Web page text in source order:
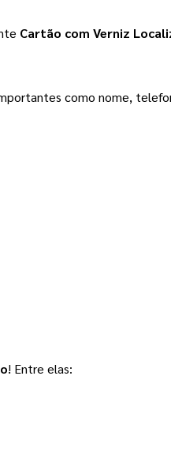
Cartão com Verniz
como nome,
! Entre elas: